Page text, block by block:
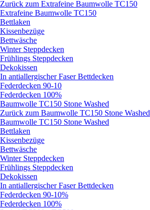
Zurück zum Extrafeine Baumwolle TC150
Extrafeine Baumwolle TC150
Bettlaken
Kissenbezüge
Bettwäsche
Winter Steppdecken
Frühlings Steppdecken
Dekokissen
In antiallergischer Faser Bettdecken
Federdecken 90-10
Federdecken 100%
Baumwolle TC150 Stone Washed
Zurück zum Baumwolle TC150 Stone Washed
Baumwolle TC150 Stone Washed
Bettlaken
Kissenbezüge
Bettwäsche
Winter Steppdecken
Frühlings Steppdecken
Dekokissen
In antiallergischer Faser Bettdecken
Federdecken 90-10%
Federdecken 100%